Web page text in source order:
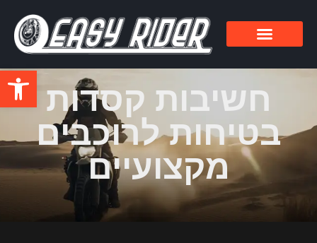
פתח חשיבות קסדות
בטיחות לרוכבים
מקצועיים